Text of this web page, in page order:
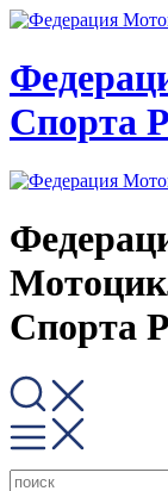
Спорта
Спорта